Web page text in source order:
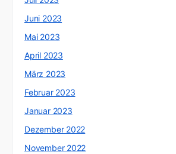
Juni 2023
Mai 2023
April 2023
März 2023
Februar 2023
Januar 2023
Dezember 2022
November 2022